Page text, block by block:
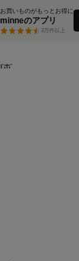
お買いものがもっとお得に
minneのアプリ
3万件以上